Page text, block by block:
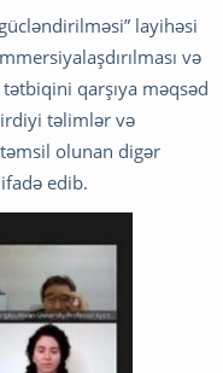
layihəsi
və
qarşıya məqsəd
təlimlər və
olunan digər
edib.